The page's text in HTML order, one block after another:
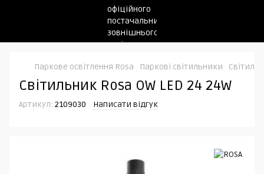
Паркове освітлення Rosa Паркові світильники
Світильник Rosa OW LED 24 24W
Артикул: 2109030 Написати відгук